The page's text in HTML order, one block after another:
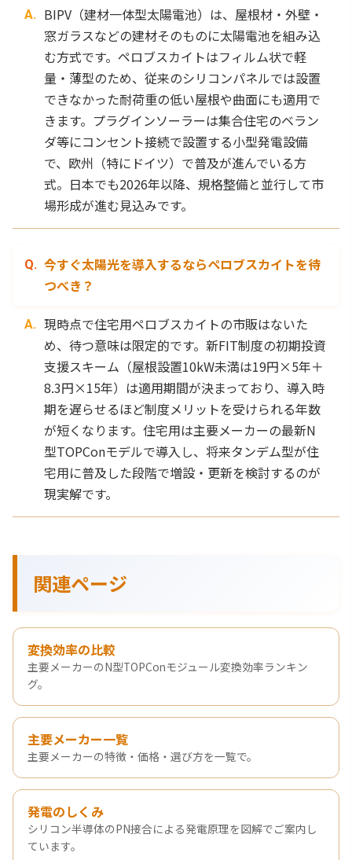
BIPV（建材一体型太陽電池）は、屋根材・外壁・
窓ガラスなどの建材そのものに太陽電池を組み込
む方式です。ペロブスカイトはフィルム状で軽
量・薄型のため、従来のシリコンパネルでは設置
できなかった耐荷重の低い屋根や曲面にも適用で
きます。プラグインソーラーは集合住宅のベラン
ダ等にコンセント接続で設置する小型発電設備
で、欧州（特にドイツ）で普及が進んでいる方
式。日本でも2026年以降、規格整備と並行して市
場形成が進む見込みです。
今すぐ太陽光を導入するならペロブスカイトを待
つべき？
現時点で住宅用ペロブスカイトの市販はないた
め、待つ意味は限定的です。新FIT制度の初期投資
支援スキーム（屋根設置10kW未満は19円×5年＋
8.3円×15年）は適用期間が決まっており、導入時
期を遅らせるほど制度メリットを受けられる年数
が短くなります。住宅用は主要メーカーの最新N
型TOPConモデルで導入し、将来タンデム型が住
宅用に普及した段階で増設・更新を検討するのが
現実解です。
関連ページ
変換効率の比較
主要メーカーのN型TOPConモジュール変換効率ランキン
グ。
主要メーカー一覧
主要メーカーの特徴・価格・選び方を一覧で。
発電のしくみ
シリコン半導体のPN接合による発電原理を図解でご案内し
ています。